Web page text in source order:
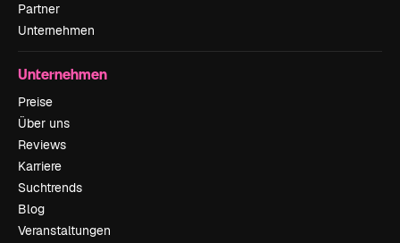
Partner
Unternehmen
Unternehmen
Preise
Über uns
Reviews
Karriere
Suchtrends
Blog
Veranstaltungen